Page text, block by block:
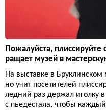
Пожалуйста,
ращает музей в
На выставке в
но учит посетителей
ледний раз держал иголку
с пьедестала, чтобы